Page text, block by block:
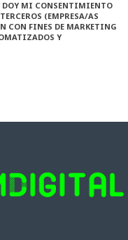
DOY MI CONSENTIMIENTO
(EMPRESA/AS
CON FINES DE MARKETING
Y